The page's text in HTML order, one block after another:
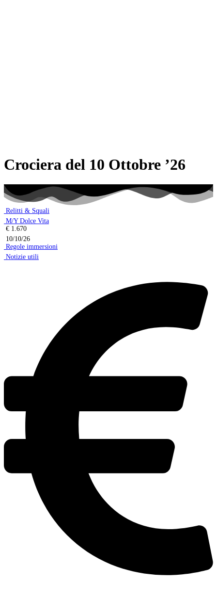
Crociera del 10 Ottobre ’26
Relitti & Squali
M/Y Dolce Vita
€ 1.670
10/10/26
Regole immersioni
Notizie utili